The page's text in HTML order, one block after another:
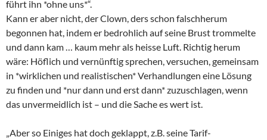
führt ihn *ohne uns*“.
Kann er aber nicht, der Clown, ders schon falschherum
begonnen hat, indem er bedrohlich auf seine Brust trommelte
und dann kam … kaum mehr als heisse Luft. Richtig herum
wäre: Höflich und vernünftig sprechen, versuchen, gemeinsam
in *wirklichen und realistischen* Verhandlungen eine Lösung
zu finden und *nur dann und erst dann* zuzuschlagen, wenn
das unvermeidlich ist – und die Sache es wert ist.
„Aber so Einiges hat doch geklappt, z.B. seine Tarif-